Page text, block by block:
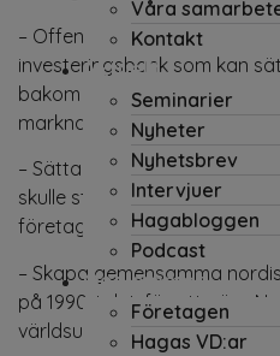
Våra
Kontakt
Aktuellt
Seminarier
Nyheter
Nyhetsbrev
Intervjuer
Hagabloggen
Podcast
Medlemmar
Företagen
Hagas VD:ar
– Offentlig riskdelning genom
investeringsbank som kan
bakom lovande
marknaden snabbare. (
– Sätta mål för
skulle styra konsumenterna
företag att ta mer ansvar. (
– Skapa gemensamma
på 1990-talet, för att göra
världsutställning för hållbara